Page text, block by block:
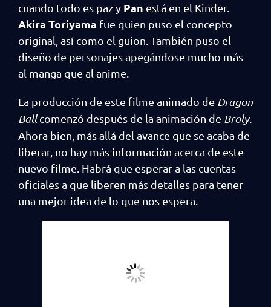
cuando todo es paz y Pan está en el Kinder.
Akira Toriyama fue quien puso el concepto
original, así como el guion. También puso el
diseño de personajes apegándose mucho más
al manga que al anime.
La producción de este filme animado de Dragon
Ballcomenzó después de la animación de Broly.
Ahora bien, más allá del avance que se acaba de
liberar, no hay más información acerca de este
nuevo filme. Habrá que esperar a las cuentas
oficiales a que liberen más detalles para tener
una mejor idea de lo que nos espera.